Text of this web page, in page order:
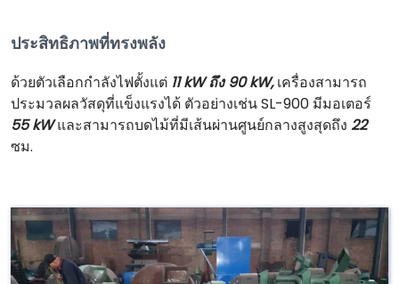
ประสิทธิภาพที่ทรงพลัง
ด้วยตัวเลือกกำลังไฟตั้งแต่ 11 kW ถึง 90 kW,เครื่องสามารถ
ประมวลผลวัสดุที่แข็งแรงได้ ตัวอย่างเช่น SL-900 มีมอเตอร์
55 kWและสามารถบดไม้ที่มีเส้นผ่านศูนย์กลางสูงสุดถึง 22
ซม.